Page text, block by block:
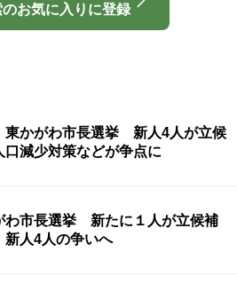
お気に入りに登録
東かがわ市長選挙 新人4人が立候
減少対策などが争点に
わ市長選挙 新たに１人が立候補
人4人の争いへ